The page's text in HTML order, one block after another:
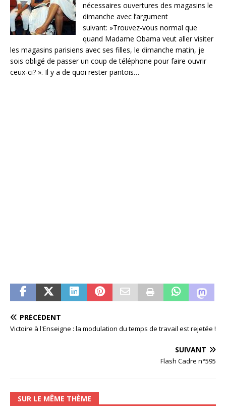
nécessaires ouvertures des magasins le
dimanche avec l’argument
suivant: »Trouvez-vous normal que
quand Madame Obama veut aller visiter
les magasins parisiens avec ses filles, le dimanche matin, je
sois obligé de passer un coup de téléphone pour faire ouvrir
ceux-ci? ». Il y a de quoi rester pantois…
PRÉCÉDENT
Victoire à l'Enseigne : la modulation du temps de travail est rejetée !
SUIVANT
Flash Cadre n°595
SUR LE MÊME THÈME